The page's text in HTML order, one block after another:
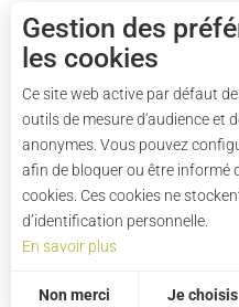
soutiennent
Comment venir ?
Gestion des
les cookies
Ce site web active par défaut
outils de mesure d'audience et
anonymes. Vous pouvez
afin de bloquer ou être informé
cookies. Ces cookies ne
d’identification personnelle.
En savoir plus
Non merci Je choisis